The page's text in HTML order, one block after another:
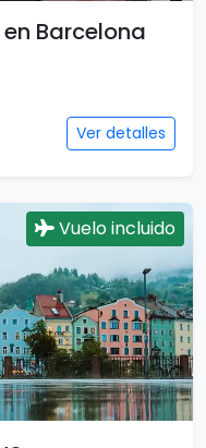
Barcelona
Ver detalles
Vuelo incluido